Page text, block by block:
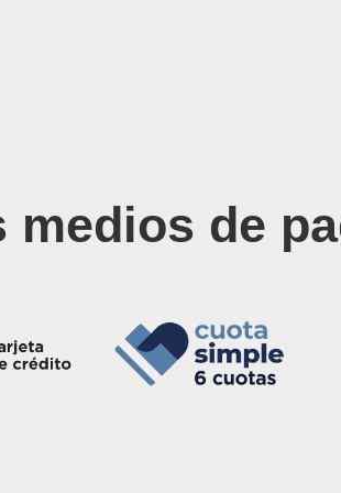
medios de